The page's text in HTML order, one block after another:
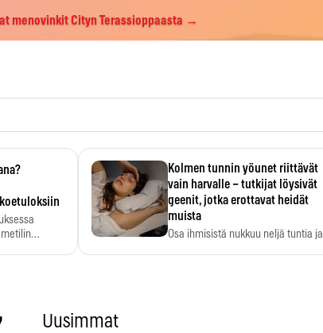
menovinkit Cityn Terassioppaasta →
Kolmen tunnin yöunet riittävät
vain harvalle – tutkijat löysivät
geenit, jotka erottavat heidät
muista
Osa ihmisistä nukkuu neljä tuntia ja
Uusimmat